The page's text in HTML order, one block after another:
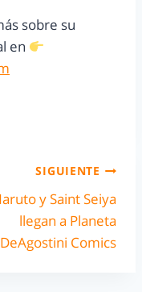
sobre su
en
SIGUIENTE
y Saint Seiya
llegan a Planeta
DeAgostini Comics